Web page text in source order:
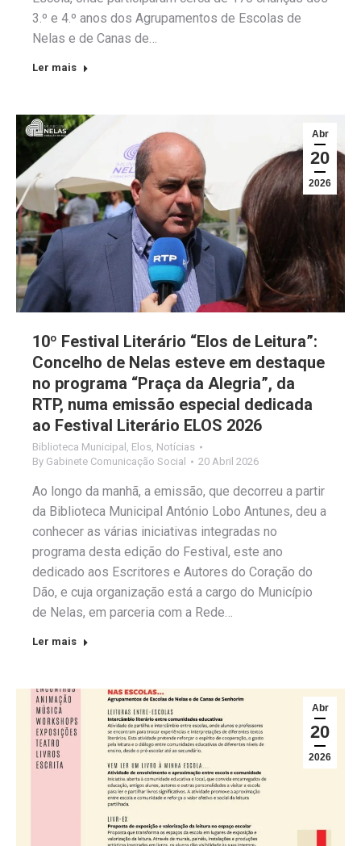
3.º e 4.º anos dos Agrupamentos de Escolas de
Nelas e de Canas de…
Ler mais
Abr
20
2026
10º Festival Literário “Elos de Leitura”:
Concelho de Nelas esteve em destaque
no programa “Praça da Alegria”, da
RTP, numa emissão especial dedicada
ao Festival Literário ELOS 2026
Biblioteca Municipal Elos Notícias
By Gabinete Comunicação Social 20 Abril 2026
Ao longo da manhã, a emissão, que decorreu a partir
da Biblioteca Municipal António Lobo Antunes, deu a
conhecer as várias iniciativas integradas no
programa desta edição do Festival, este ano
dedicado aos Escritores e Autores do Coração do
Dão, e cuja organização está a cargo do Município
de Nelas, em parceria com a Rede…
Ler mais
Abr
20
2026